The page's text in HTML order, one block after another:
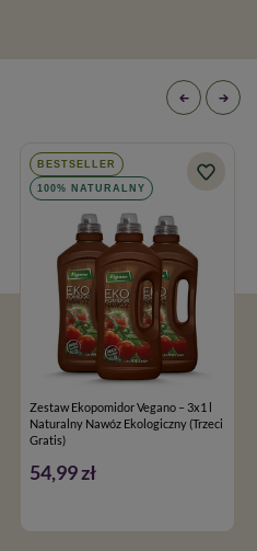
BESTSELLER
100% NATURALNY
Zestaw Ekopomidor Vegano – 3x1 l
Naturalny Nawóz Ekologiczny (Trzeci
Gratis)
54,99 zł